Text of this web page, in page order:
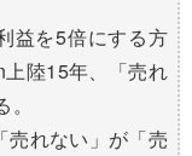
益を5倍にする方
陸15年、「売れ
売れない」が「売